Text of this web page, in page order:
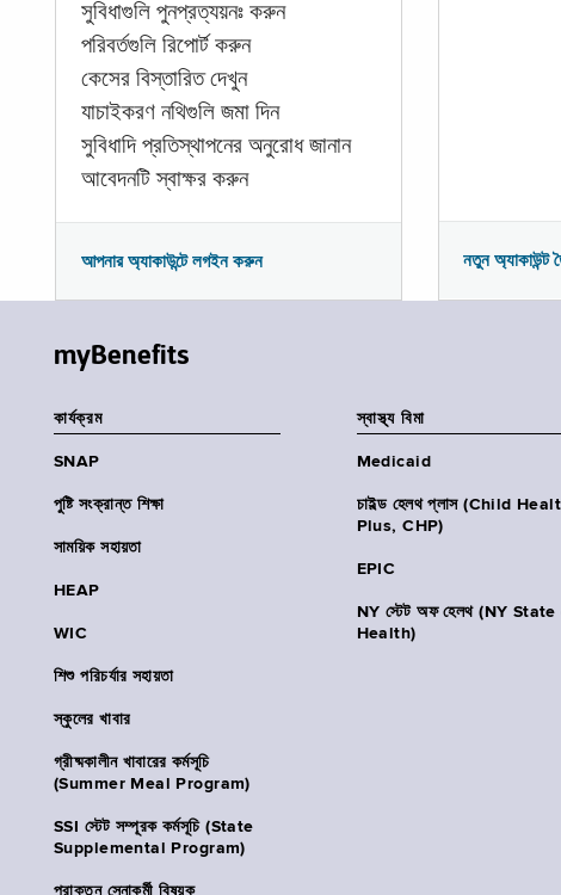
সুবিধাগুলি পুনপ্রত্যয়নঃ করুন
পরিবর্তগুলি রিপোর্ট করুন
কেসের বিস্তারিত দেখুন
যাচাইকরণ নথিগুলি জমা দিন
সুবিধাদি প্রতিস্থাপনের অনুরোধ জানান
আবেদনটি স্বাক্ষর করুন
আপনার অ্যাকাউন্টে লগইন করুন নতুন অ্যাকাউন্ট
myBenefits
কার্যক্রম
SNAP
পুষ্টি সংক্রান্ত শিক্ষা
সাময়িক সহায়তা
HEAP
WIC
শিশু পরিচর্যার সহায়তা
স্কুলের খাবার
গ্রীষ্মকালীন খাবারের কর্মসূচি
(Summer Meal Program)
SSI স্টেট সম্পূরক কর্মসূচি (State
Supplemental Program)
প্রাক্তন সেনাকর্মী বিষয়ক
স্বাস্থ্য বিমা
Medicaid
চাইল্ড হেলথ প্লাস (Child
Plus, CHP)
EPIC
NY স্টেট অফ হেলথ (NY
Health)